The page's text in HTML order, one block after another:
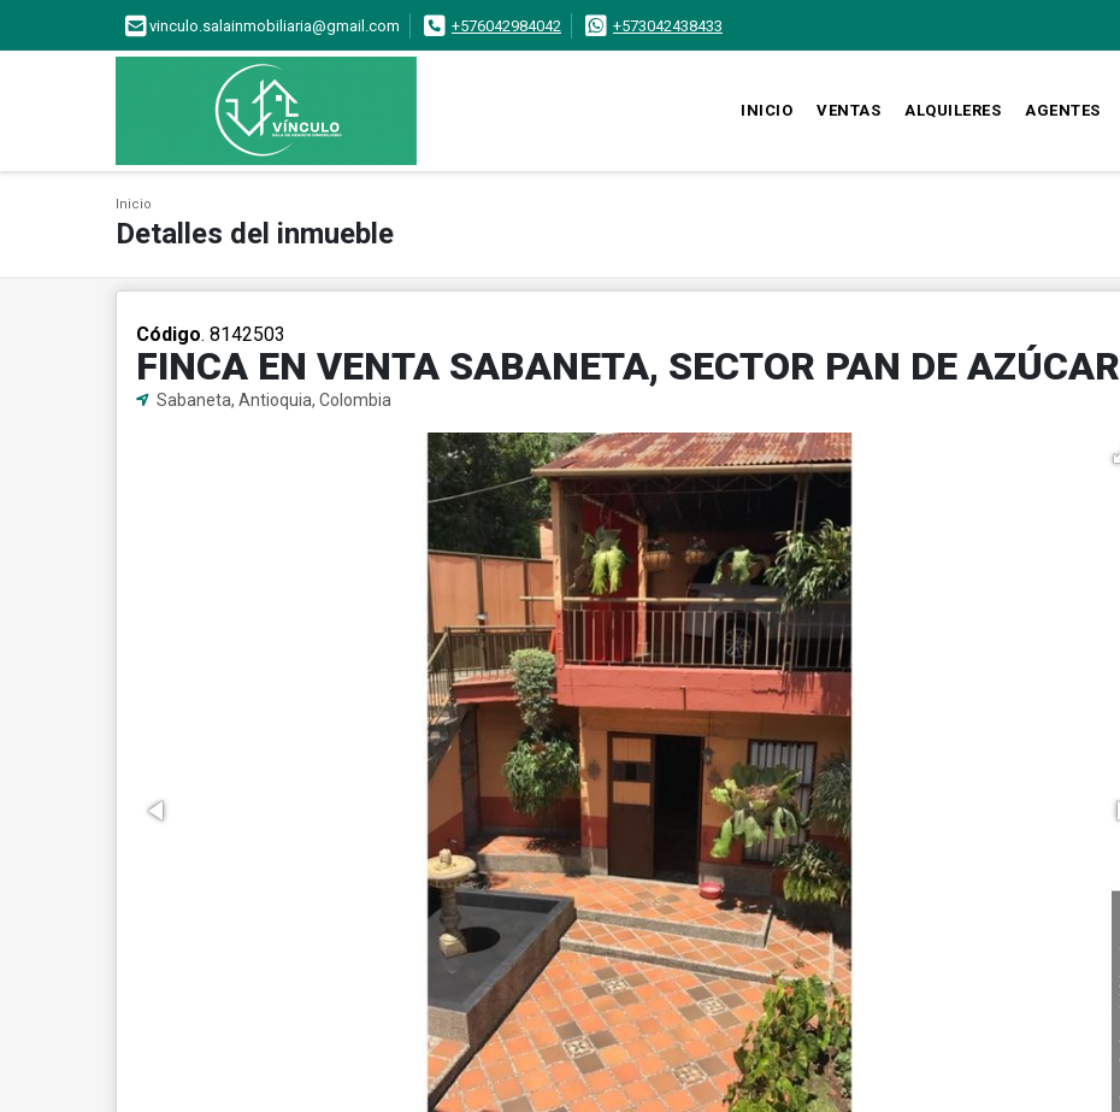
vinculo.salainmobiliaria@gmail.com +576042984042 +573042438433
INICIO VENTAS ALQUILERES AGENTES
Inicio
Detalles del inmueble
Código. 8142503
FINCA EN VENTA SABANETA, SECTOR PAN DE AZÚCAR
Sabaneta, Antioquia, Colombia